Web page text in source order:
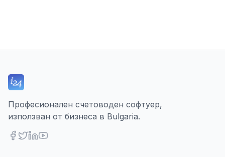
Професионален счетоводен софтуер,
използван от бизнеса в Bulgaria.